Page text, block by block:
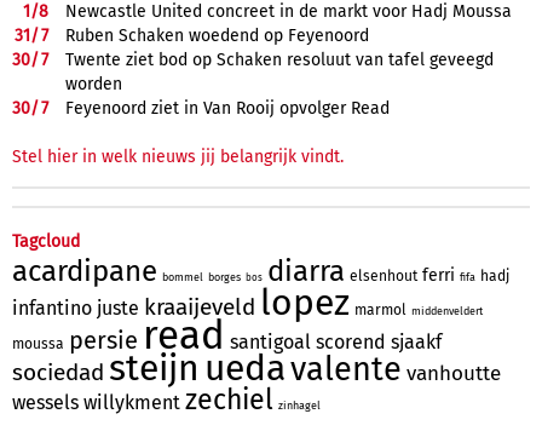
1/8
Newcastle United concreet in de markt voor Hadj Moussa
31/7
Ruben Schaken woedend op Feyenoord
30/7
Twente ziet bod op Schaken resoluut van tafel geveegd
worden
30/7 Feyenoord ziet in Van Rooij opvolger Read
Stel hier in welk nieuws jij belangrijk vindt.
Tagcloud
acardipane bommel borges bos diarra elsenhout ferri fifa hadj
infantino juste kraaijeveld lopez marmol middenveldert
moussa persie read santigoal scorend sjaakf
sociedad steijn uedavalente vanhoutte
wessels willykment zechiel zinhagel